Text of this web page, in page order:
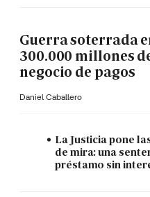
Guerra soterrada
300.000 millones
negocio de pagos
Daniel Caballero
La Justicia pone
de mira: una
préstamo sin